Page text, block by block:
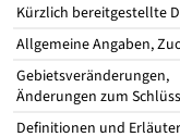
Kürzlich bereitgestellte
Allgemeine Angaben,
Gebietsveränderungen,
Änderungen zum
Definitionen und